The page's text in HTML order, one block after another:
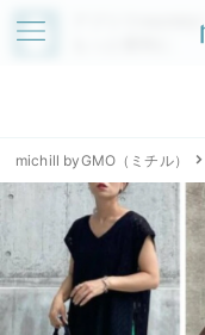
アプリでmichillが
michill byGMO（ミチル）